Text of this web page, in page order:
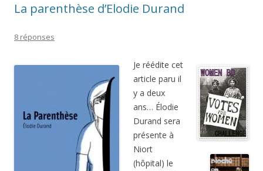
La parenthèse d’Elodie Durand
8 réponses
Je réédite cet
article paru il
y a deux
ans… Élodie
Durand sera
présente à
Niort
(hôpital) le